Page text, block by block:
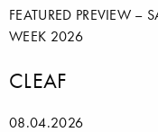
FEATURED PREVIEW –
WEEK 2026
CLEAF
08.04.2026